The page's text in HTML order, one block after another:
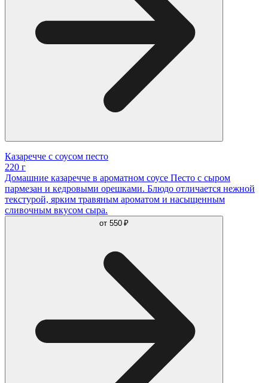
Казаречче с соусом песто
220 г
Домашние казаречче в ароматном соусе Песто с сыром
пармезан и кедровыми орешками. Блюдо отличается нежной
текстурой, ярким травяным ароматом и насыщенным
сливочным вкусом сыра.
от 550 ₽